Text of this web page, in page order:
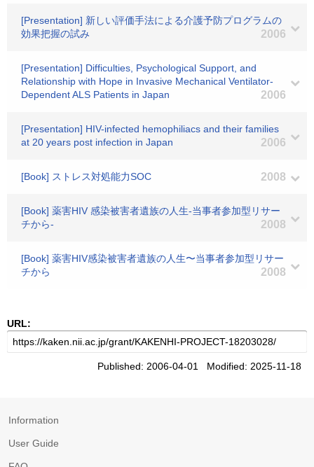
[Presentation] 新しい評価手法による介護予防プログラムの
効果把握の試み
2006
[Presentation] Difficulties, Psychological Support, and
Relationship with Hope in Invasive Mechanical Ventilator-
Dependent ALS Patients in Japan
2006
[Presentation] HIV-infected hemophiliacs and their families
at 20 years post infection in Japan
2006
[Book] ストレス対処能力SOC 2008
[Book] 薬害HIV 感染被害者遺族の人生-当事者参加型リサー
チから-
2008
[Book] 薬害HIV感染被害者遺族の人生〜当事者参加型リサー
チから
2008
URL:
Published: 2006-04-01 Modified: 2025-11-18
Information
User Guide